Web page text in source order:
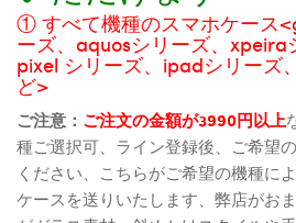
① すべて機種のスマホケース
ーズ、aquosシリーズ、xpeira
pixel シリーズ、ipadシリーズ
ど>
ご注意： ご注文の金額が3990円以上
種ご選択可、ライン登録後、ご希望
ください、こちらがご希望の機種に
ケースを送りいたします、弊店がお